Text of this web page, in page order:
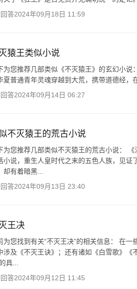
答2024年09月18日 11:59
猿王类似小说
为您推荐几部类似《不灭猿王》的玄幻小
夏普通青年灵魂穿越到大荒，携带道德经，
答2024年09月14日 06:27
不灭猿王的荒古小说
为您推荐几部类似不灭猿王的荒古小说：
小说，重生人皇时代之末的五色人族，见
却有着暗黑...
答2024年09月13日 23:40
王决
为您找到有关“不灭王决”的相关信息： 在
涉及《不灭王诀》；还有诸如《白雪歌》《
具...
答2024年09月12日 11:45